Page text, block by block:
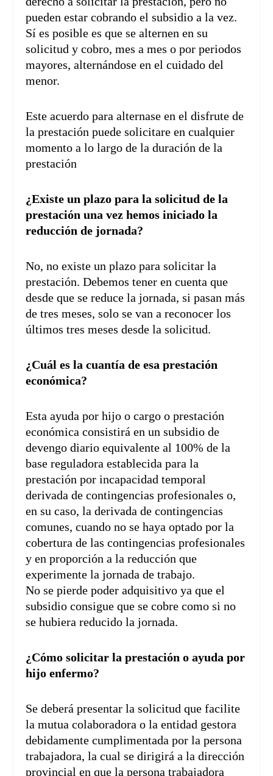
pueden estar cobrando el subsidio a la vez.
Sí es posible es que se alternen en su
solicitud y cobro, mes a mes o por periodos
mayores, alternándose en el cuidado del
menor.
Este acuerdo para alternase en el disfrute de
la prestación puede solicitare en cualquier
momento a lo largo de la duración de la
prestación
¿Existe un plazo para la solicitud de la
prestación una vez hemos iniciado la
reducción de jornada?
No, no existe un plazo para solicitar la
prestación. Debemos tener en cuenta que
desde que se reduce la jornada, si pasan más
de tres meses, solo se van a reconocer los
últimos tres meses desde la solicitud.
¿Cuál es la cuantía de esa prestación
económica?
Esta ayuda por hijo o cargo o prestación
económica consistirá en un subsidio de
devengo diario equivalente al 100% de la
base reguladora establecida para la
prestación por incapacidad temporal
derivada de contingencias profesionales o,
en su caso, la derivada de contingencias
comunes, cuando no se haya optado por la
cobertura de las contingencias profesionales
y en proporción a la reducción que
experimente la jornada de trabajo.
No se pierde poder adquisitivo ya que el
subsidio consigue que se cobre como si no
se hubiera reducido la jornada.
¿Cómo solicitar la prestación o ayuda por
hijo enfermo?
Se deberá presentar la solicitud que facilite
la mutua colaboradora o la entidad gestora
debidamente cumplimentada por la persona
trabajadora, la cual se dirigirá a la dirección
provincial en que la persona trabajadora